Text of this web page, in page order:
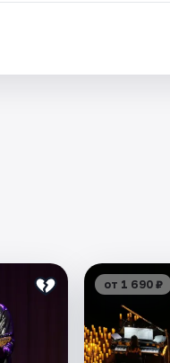
от 1 690 ₽